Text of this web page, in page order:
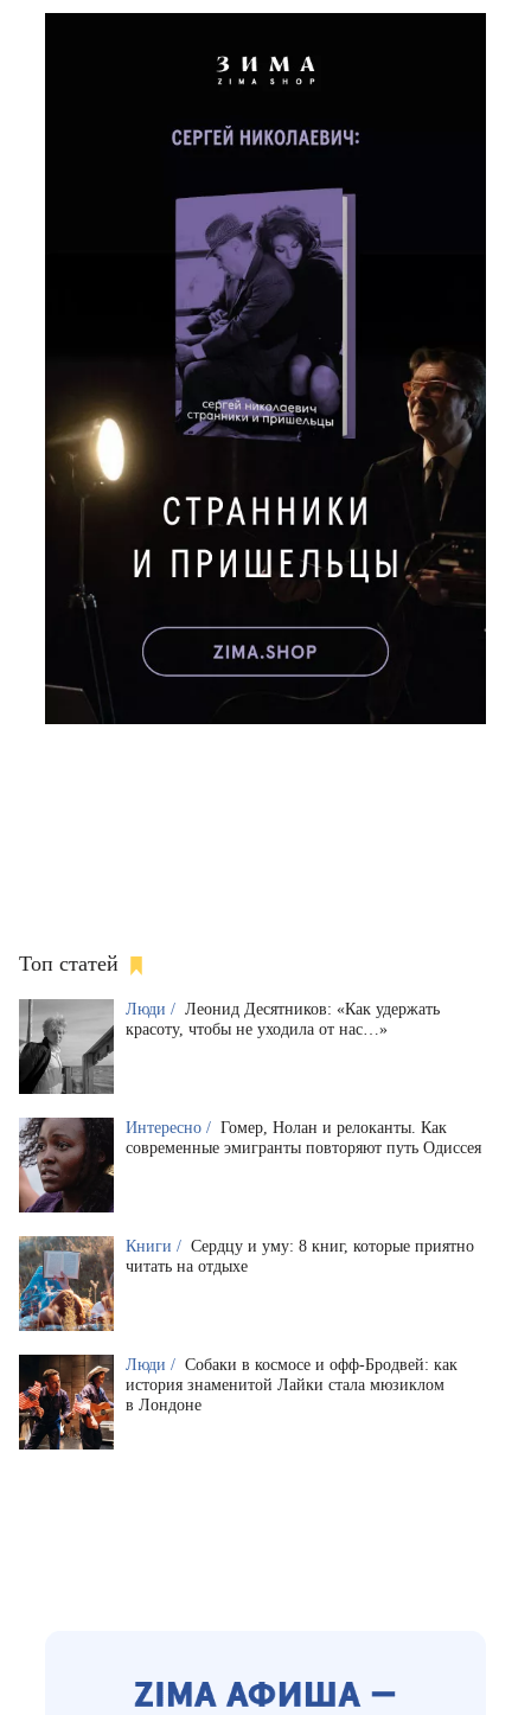
Топ статей
Люди / Леонид Десятников: «Как удержать
красоту, чтобы не уходила от нас…»
Интересно / Гомер, Нолан и релоканты. Как
современные эмигранты повторяют путь Одиссея
Книги / Сердцу и уму: 8 книг, которые приятно
читать на отдыхе
Люди / Собаки в космосе и офф-Бродвей: как
история знаменитой Лайки стала мюзиклом
в Лондоне